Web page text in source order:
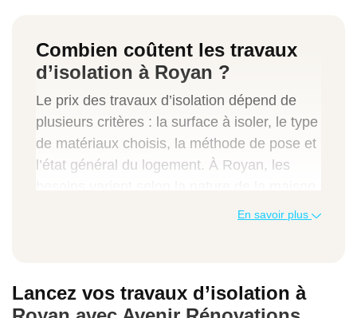
Combien coûtent les travaux
d’isolation à Royan ?
Le prix des travaux d’isolation dépend de
plusieurs critères : la surface à isoler, le type
de matériaux choisis, la méthode de pose et
l’état général du logement. À Royan, les
ancienne, en bord de mer ou récente et les
Investir dans l’isolation n’est pas une
dépense, mais un véritable levier
En savoir plus
Lancez vos travaux d’isolation à